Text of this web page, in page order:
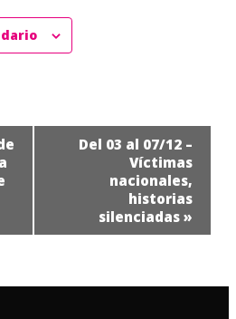
Del 03 al 07/12 –
Víctimas
nacionales,
historias
silenciadas »